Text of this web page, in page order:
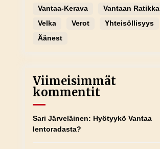
Vantaa-Kerava
Vantaan Ratikka
Velka
Verot
Yhteisöllisyys
Äänest
Viimeisimmät
kommentit
Sari Järveläinen: Hyötyykö Vantaa
lentoradasta?